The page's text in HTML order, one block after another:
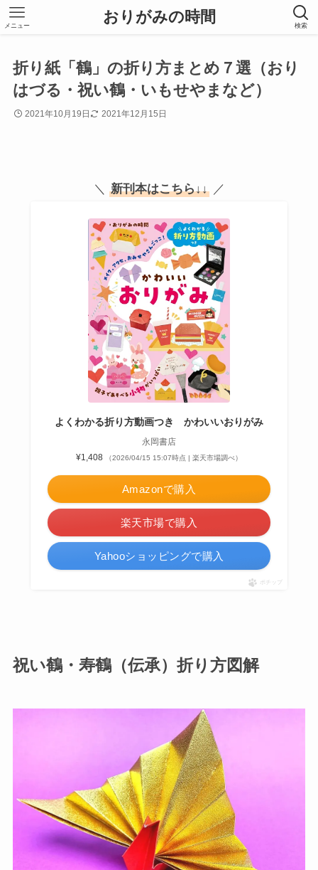
おりがみの時間 検索
メニュー
折り紙「鶴」の折り方まとめ７選（おり
はづる・祝い鶴・いもせやまなど）
2021年10月19日 2021年12月15日
＼ 新刊本はこちら↓↓／
よくわかる折り方動画つき かわいいおりがみ
永岡書店
¥1,408
（2026/04/15 15:07時点 | 楽天市場調べ）
Amazonで購入
楽天市場で購入
Yahooショッピングで購入
ポチップ
祝い鶴・寿鶴（伝承）折り方図解